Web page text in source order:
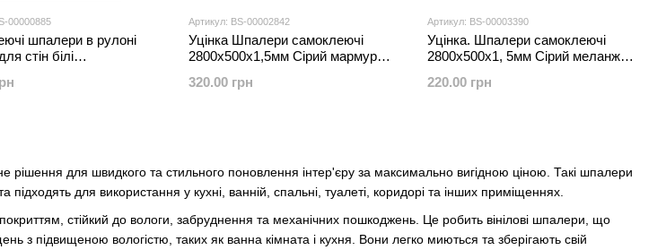
для швидкого та стильного поновлення інтер'єру за максимально вигідною ціною. Такі шпалери
для використання у кухні, ванній, спальні, туалеті, коридорі та інших приміщеннях.
стійкий до вологи, забруднення та механічних пошкоджень. Це робить вінілові шпалери, що
з підвищеною вологістю, таких як ванна кімната і кухня. Вони легко миються та зберігають свій
00000885
шпалери в рулоні
стін білі
вітальню
Артикул: BS-00002842
Уцінка Шпалери самоклеючі
2800х500х1,5мм Сірий мармур
320.00 грн
Артикул: BS-00003390
Уцінка. Шпалери самоклеючі
2800х500х1, 5мм Сірий меланж
220.00 грн